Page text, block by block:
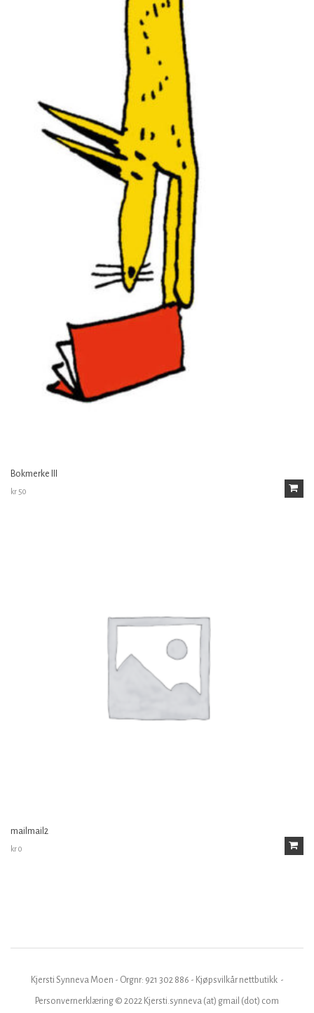
Bokmerke III
kr 50
mailmail2
kr0
Kjersti Synneva Moen - Orgnr: 921 302 886 - Kjøpsvilkår nettbutikk-
Personvernerklæring © 2022 Kjersti.synneva (at) gmail (dot) com